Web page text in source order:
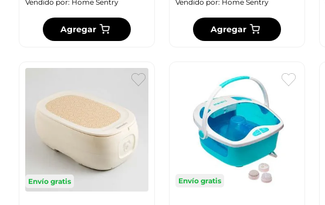
Vendido por: Home Sentry
Agregar
Vendido por: Home Sentry
Agregar
Envío gratis Envío gratis